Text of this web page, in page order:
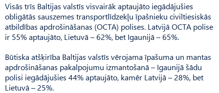
Visās trīs Baltijas valstīs visvairāk aptaujāto iegādājušies
obligātās sauszemes transportlīdzekļu īpašnieku civiltiesiskās
atbildības apdrošināšanas (OCTA) polises. Latvijā OCTA polise
ir 55% aptaujāto, Lietuvā – 62%, bet Igaunijā – 65%.
Būtiska atšķirība Baltijas valstīs vērojama īpašuma un mantas
apdrošināšanas pakalpojumu izmantošanā – Igaunijā šādu
polisi iegādājušies 44% aptaujāto, kamēr Latvijā – 28%, bet
Lietuvā – 25%.